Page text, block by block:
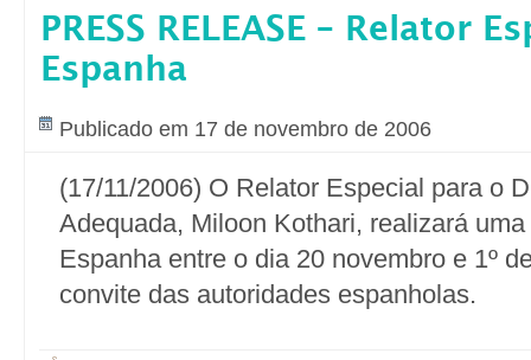
PRESS RELEASE – Relator
Espanha
Publicado em 17 de novembro de 2006
(17/11/2006) O Relator Especial para o
Adequada, Miloon Kothari, realizará
Espanha entre o dia 20 novembro e 1º
convite das autoridades espanholas.